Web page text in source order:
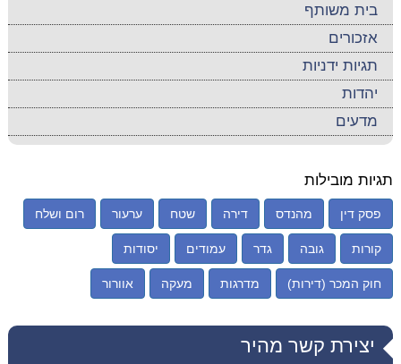
בית משותף
אזכורים
תגיות ידניות
יהדות
מדעים
תגיות מובילות
פסק דין מהנדס דירה שטח ערעור רום ושלח
קורות גובה גדר עמודים יסודות
חוק המכר (דירות) מדרגות מעקה אוורור
יצירת קשר מהיר